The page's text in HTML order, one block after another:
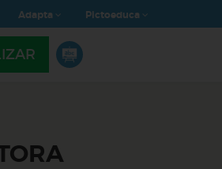
Adapta Pictoeduca